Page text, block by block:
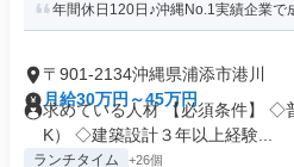
年間休日120日♪沖縄No.1実績企業
〒901-2134沖縄県浦添市港川
月給30万円～45万円
求めている人材 【必須条件】 ◇
K） ◇建築設計３年以上経験...
ランチタイム +26個